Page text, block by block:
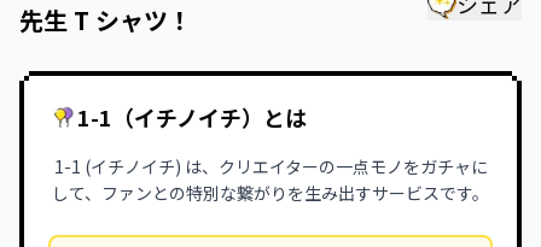
先生 T シャツ！
1-1（イチノイチ）とは
1-1 (イチノイチ) は、クリエイターの一点モノをガチャに
して、ファンとの特別な繋がりを生み出すサービスです。